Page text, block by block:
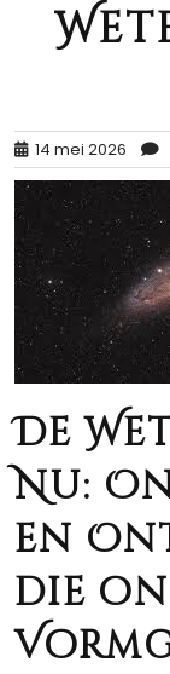
14 mei 2026
De
Nu:
en
die